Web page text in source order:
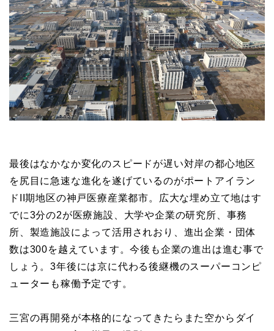
最後はなかなか変化のスピードが遅い対岸の都心地区
を尻目に急速な進化を遂げているのがポートアイラン
ドII期地区の神戸医療産業都市。広大な埋め立て地はす
でに3分の2が医療施設、大学や企業の研究所、事務
所、製造施設によって活用されおり、進出企業・団体
数は300を越えています。今後も企業の進出は進む事で
しょう。3年後には京に代わる後継機のスーパーコンピ
ューターも稼働予定です。
三宮の再開発が本格的になってきたらまた空からダイ